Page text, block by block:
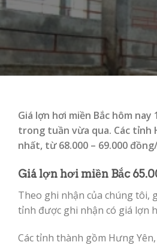
Giá lợn hơi miền Bắc hôm
trong tuần vừa qua. Các tỉnh
nhất, từ 68.000 – 69.000
Giá lợn hơi miền Bắc
Theo ghi nhận của chúng tôi,
tỉnh được ghi nhận có giá lợn
Các tỉnh thành gồm Hưng